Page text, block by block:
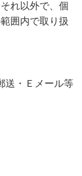
れ以外で、個
囲内で取り扱
送・Ｅメール等